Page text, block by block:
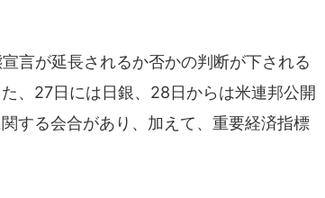
言が延長されるか否かの判断が下される
、27日には日銀、28日からは米連邦公開
する会合があり、加えて、重要経済指標